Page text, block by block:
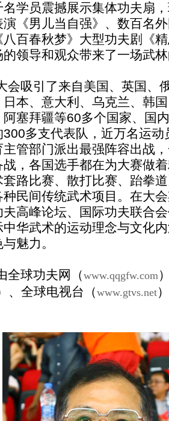
学员震撼展示集体功夫扇
《男儿当自强》、数百名
百春秋梦》大型功夫剧《
领导和观众带来了一场武
会吸引了来自美国、英国、
日本、意大利、乌克兰、韩
塞拜疆等60多个国家、国
多支代表队，近万名运
主管部门派出最强阵容出战
，各国选手都在为大赛做
路比赛、散打比赛、跆拳
民间传统武术项目。在大
夫高峰论坛、国际功夫联合
中华武术的运动理念与文化
魅力。
全球功夫网（www.qqgfw.com
、全球电视台（www.gtvs.net